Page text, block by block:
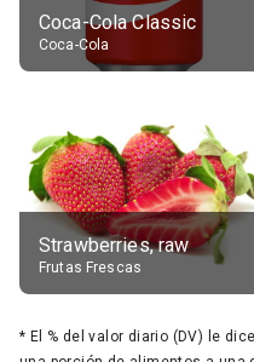
Coca-Cola Classic
Coca-Cola
Strawberries, raw
Frutas Frescas
* El % del valor diario (DV) le